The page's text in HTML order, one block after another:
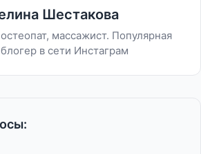
Шестакова
массажист. Популярная
в сети Инстаграм